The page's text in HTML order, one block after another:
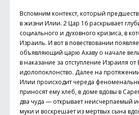
Вспомним контекст, который
в жизни Илии. 2 Цар 16 раскрывает
социального и духовного кризиса, в
Израиль. И вот в повествовании
объявляющий царю Ахаву о начале
в наказание за отступ­ление Израиля от
идолопоклонство. Далее на
Илии происходит череда
приносят ему хлеб, в доме вдовы в
два чуда — открывает неис­черпаемый
муки и воскрешает из мертвых сына